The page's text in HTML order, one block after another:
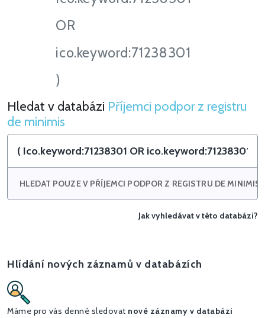
OR
ico.keyword:71238301
)
Hledat v Příjemci podpor z registru de minimis
Hledat v databázi Příjemci podpor z registru
de minimis
HLEDAT POUZE V PŘÍJEMCI PODPOR Z REGISTRU DE MINIMIS
Jak vyhledávat v této databázi?
Hlídání nových záznamů v databázích
Máme pro vás denné sledovat nové záznamy v databázi